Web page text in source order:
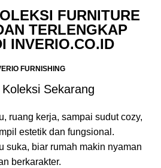
FURNITURE
TERLENGKAP
INVERIO.CO.ID
FURNISHING
Sekarang
ruang kerja, sampai sudut cozy,
estetik dan fungsional.
suka, biar rumah makin nyaman
berkarakter.